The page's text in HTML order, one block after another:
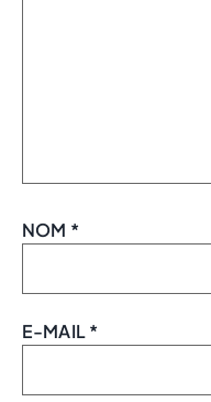
NOM *
E-MAIL*